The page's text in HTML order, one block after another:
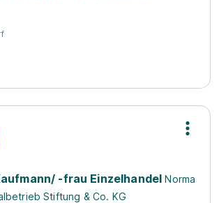
-frau Einzelhandel Norma
Stiftung & Co. KG